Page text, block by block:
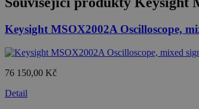
Keysight MSOX2002A Oscilloscope,
76 150,00 Kč
Detail